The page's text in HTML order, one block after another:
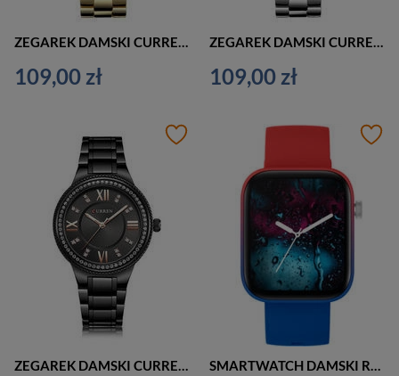
ZEGAREK DAMSKI CURREN 9009 (zc508b) + BOX
109,00 zł
ZEGAREK DAMSKI CURREN 9009 (zc508a) + BOX
109,00 zł